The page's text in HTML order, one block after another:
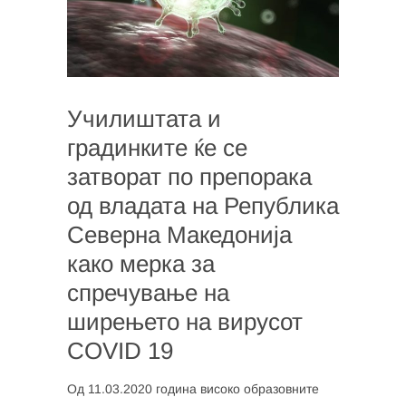
Училиштата и
градинките ќе се
затворат по препорака
од владата на Република
Северна Македонија
како мерка за
спречување на
ширењето на вирусот
COVID 19
Од 11.03.2020 година високо образовните